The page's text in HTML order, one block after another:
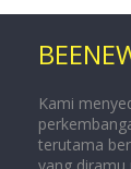
Kami
terutama
yang diramu